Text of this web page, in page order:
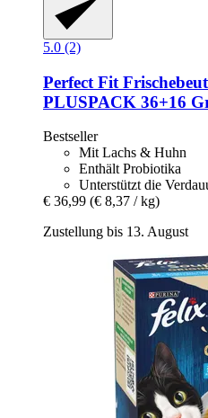
5.0 (2)
Perfect Fit
PLUSPACK 36+16
Bestseller
Mit Lachs & Huhn
Enthält Probiotika
Unterstützt die
€ 36,99 (€ 8,37 / kg)
Zustellung bis 13. August